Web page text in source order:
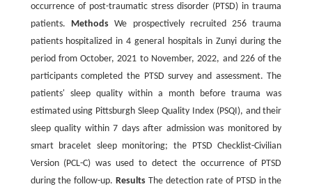
occurrence of post-traumatic stress disorder (PTSD) in trauma
patients. MethodsWe prospectively recruited 256 trauma
patients hospitalized in 4 general hospitals in Zunyi during the
period from October, 2021 to November, 2022, and 226 of the
participants completed the PTSD survey and assessment. The
patients' sleep quality within a month before trauma was
estimated using Pittsburgh Sleep Quality Index (PSQI), and their
sleep quality within 7 days after admission was monitored by
smart bracelet sleep monitoring; the PTSD Checklist-Civilian
Version (PCL-C) was used to detect the occurrence of PTSD
during the follow-up.Results The detection rate of PTSD in the